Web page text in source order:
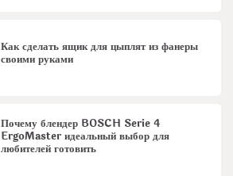
Как сделать ящик для цыплят из фанеры
своими руками
Почему блендер BOSCH Serie 4
ErgoMaster идеальный выбор для
любителей готовить